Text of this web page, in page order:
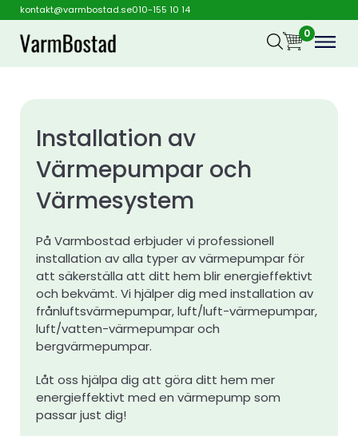
kontakt@varmbostad.se010-155 10 14
0
Installation av
Värmepumpar och
Värmesystem
På Varmbostad erbjuder vi professionell
installation av alla typer av värmepumpar för
att säkerställa att ditt hem blir energieffektivt
och bekvämt. Vi hjälper dig med installation av
frånluftsvärmepumpar, luft/luft-värmepumpar,
luft/vatten-värmepumpar och
bergvärmepumpar.
Låt oss hjälpa dig att göra ditt hem mer
energieffektivt med en värmepump som
passar just dig!